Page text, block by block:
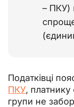
– ПКУ)
Податківці
ПКУ, платнику
групи не